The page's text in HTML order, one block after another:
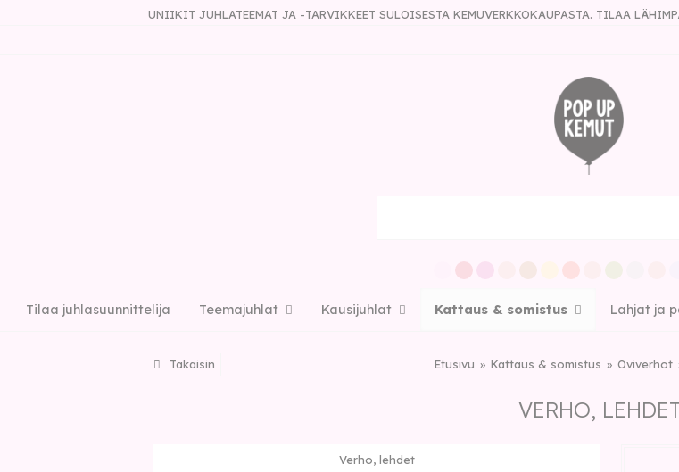
UNIIKIT JUHLATEEMAT JA -TARVIKKEET SULOISESTA KEMUVERKKOKAUPASTA. TILAA
Tilaa juhlasuunnittelija Teemajuhlat Kausijuhlat Kattaus & somistus Lahjat ja
Takaisin Etusivu Kattaus & somistus Oviverhot
VERHO,
Verho, lehdet